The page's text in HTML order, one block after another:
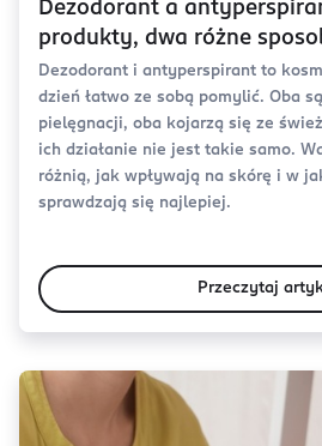
Dezodorant a
produkty, dwa różne
Dezodorant i antyperspirant to
dzień łatwo ze sobą pomylić. Oba
pielęgnacji, oba kojarzą się ze
ich działanie nie jest takie samo.
różnią, jak wpływają na skórę i w
sprawdzają się najlepiej.
Przeczytaj